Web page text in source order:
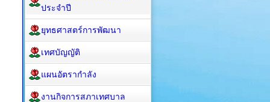
ประจำปี
ยุทธศาสตร์การพัฒนา
เทศบัญญัติ
แผนอัตรากำลัง
งานกิจการสภาเทศบาล